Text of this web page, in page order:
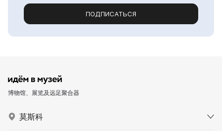
ПОДПИСАТЬСЯ
博物馆、展览及远足聚合器
莫斯科